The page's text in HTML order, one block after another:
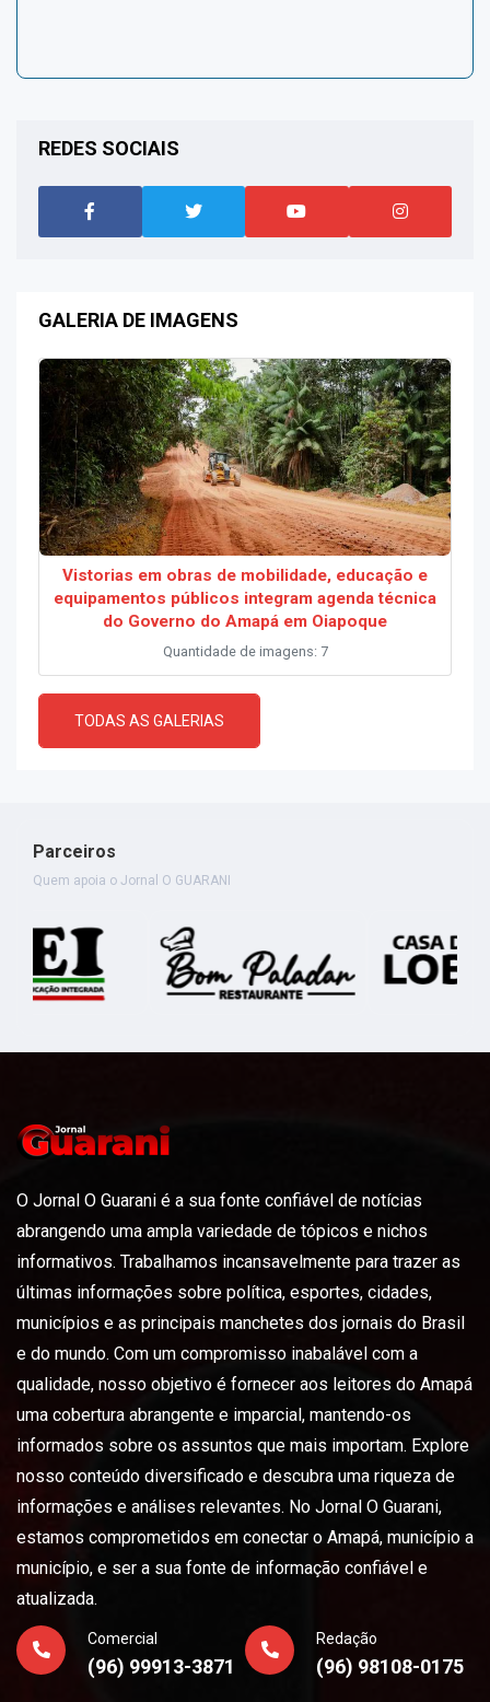
REDES SOCIAIS
GALERIA DE IMAGENS
Vistorias em obras de mobilidade, educação e
equipamentos públicos integram agenda técnica
do Governo do Amapá em Oiapoque
Quantidade de imagens: 7
TODAS AS GALERIAS
Parceiros
Quem apoia o Jornal O GUARANI
O Jornal O Guarani é a sua fonte confiável de notícias
abrangendo uma ampla variedade de tópicos e nichos
informativos. Trabalhamos incansavelmente para trazer as
últimas informações sobre política, esportes, cidades,
municípios e as principais manchetes dos jornais do Brasil
e do mundo. Com um compromisso inabalável com a
qualidade, nosso objetivo é fornecer aos leitores do Amapá
uma cobertura abrangente e imparcial, mantendo-os
informados sobre os assuntos que mais importam. Explore
nosso conteúdo diversificado e descubra uma riqueza de
informações e análises relevantes. No Jornal O Guarani,
estamos comprometidos em conectar o Amapá, município a
município, e ser a sua fonte de informação confiável e
atualizada.
Comercial
(96) 99913-3871
Redação
(96) 98108-0175